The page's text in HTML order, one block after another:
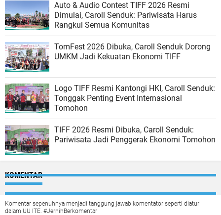
Auto & Audio Contest TIFF 2026 Resmi
Dimulai, Caroll Senduk: Pariwisata Harus
Rangkul Semua Komunitas
TomFest 2026 Dibuka, Caroll Senduk Dorong
UMKM Jadi Kekuatan Ekonomi TIFF
Logo TIFF Resmi Kantongi HKI, Caroll Senduk:
Tonggak Penting Event Internasional
Tomohon
TIFF 2026 Resmi Dibuka, Caroll Senduk:
Pariwisata Jadi Penggerak Ekonomi Tomohon
KOMENTAR
Komentar sepenuhnya menjadi tanggung jawab komentator seperti diatur
dalam UU ITE. #JernihBerkomentar